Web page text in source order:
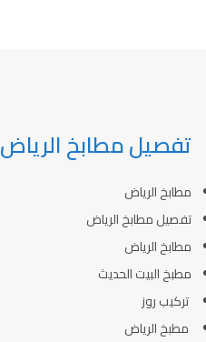
تفصيل مطابخ الرياض 0538144013
مطابخ الرياض
تفصيل مطابخ الرياض
مطابخ الرياض
مطبخ البيت الحديث
تركيب روز
مطبخ الرياض